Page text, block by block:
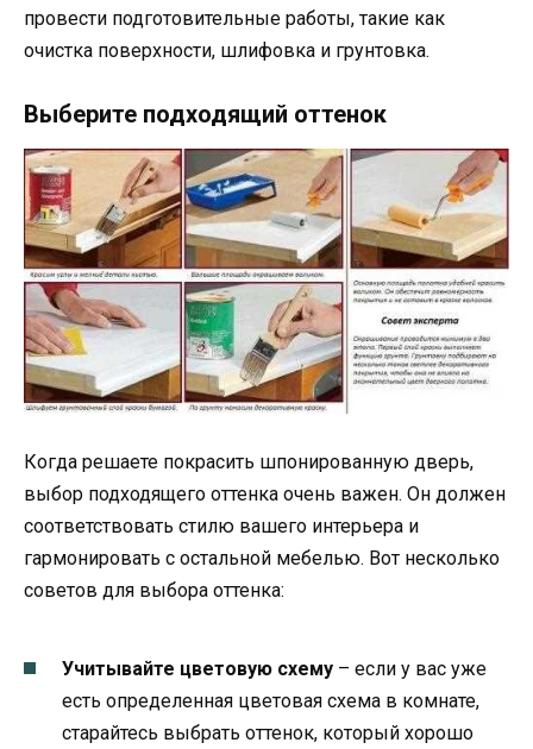
провести подготовительные работы, такие как
очистка поверхности, шлифовка и грунтовка.
Выберите подходящий оттенок
Когда решаете покрасить шпонированную дверь,
выбор подходящего оттенка очень важен. Он должен
соответствовать стилю вашего интерьера и
гармонировать с остальной мебелью. Вот несколько
советов для выбора оттенка:
Учитывайте цветовую схему – если у вас уже
есть определенная цветовая схема в комнате,
старайтесь выбрать оттенок, который хорошо